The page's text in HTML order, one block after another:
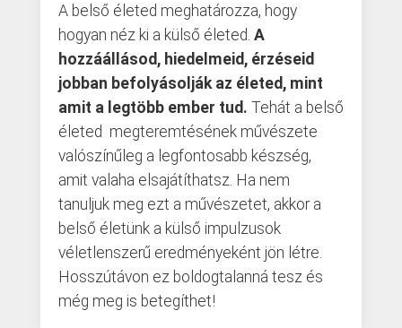
A belső életed meghatározza, hogy
hogyan néz ki a külső életed. A
hozzáállásod, hiedelmeid, érzéseid
jobban befolyásolják az életed, mint
amit a legtöbb ember tud. Tehát a belső
életed megteremtésének művészete
valószínűleg a legfontosabb készség,
amit valaha elsajátíthatsz. Ha nem
tanuljuk meg ezt a művészetet, akkor a
belső életünk a külső impulzusok
véletlenszerű eredményeként jön létre.
Hosszútávon ez boldogtalanná tesz és
még meg is betegíthet!